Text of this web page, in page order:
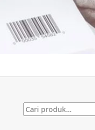
Pencarian
untuk: